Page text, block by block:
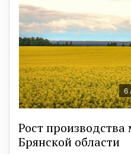
6
Рост
Брянской области